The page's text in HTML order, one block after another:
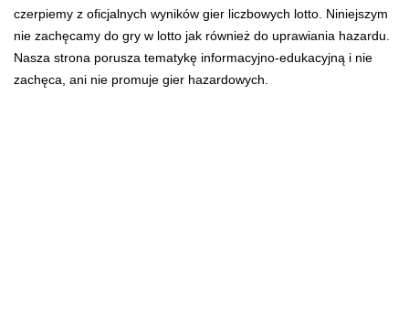
czerpiemy z oficjalnych wyników gier liczbowych lotto. Niniejszym
nie zachęcamy do gry w lotto jak również do uprawiania hazardu.
Nasza strona porusza tematykę informacyjno-edukacyjną i nie
zachęca, ani nie promuje gier hazardowych.